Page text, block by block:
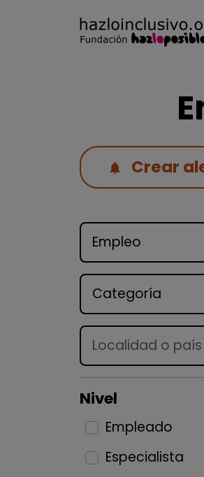
Crear
Tipo de oferta
Categoría
Lugar
Nivel
Empleado
Especialista